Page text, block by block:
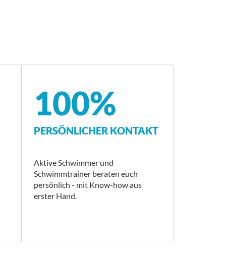
100%
PERSÖNLICHER KONTAKT
Aktive Schwimmer und
Schwimmtrainer beraten euch
persönlich - mit Know-how aus
erster Hand.